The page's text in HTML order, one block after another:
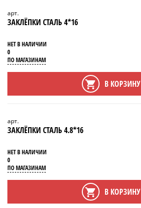
арт.
ЗАКЛЁПКИ СТАЛЬ 4*16
НЕТ В НАЛИЧИИ
0
ПО МАГАЗИНАМ
В КОРЗИНУ
арт.
ЗАКЛЁПКИ СТАЛЬ 4.8*16
НЕТ В НАЛИЧИИ
0
ПО МАГАЗИНАМ
В КОРЗИНУ